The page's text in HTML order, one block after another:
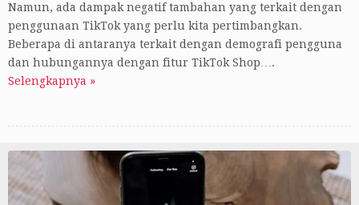
Namun, ada dampak negatif tambahan yang terkait dengan
penggunaan TikTok yang perlu kita pertimbangkan.
Beberapa di antaranya terkait dengan demografi pengguna
dan hubungannya dengan fitur TikTok Shop….
Selengkapnya »